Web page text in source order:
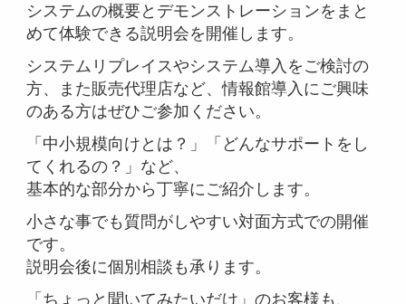
システムの概要とデモンストレーションをまと
めて体験できる説明会を開催します。
システムリプレイスやシステム導入をご検討の
方、また販売代理店など、情報館導入にご興味
のある方はぜひご参加ください。
「中小規模向けとは？」「どんなサポートをし
てくれるの？」など、
基本的な部分から丁寧にご紹介します。
小さな事でも質問がしやすい対面方式での開催
です。
説明会後に個別相談も承ります。
「ちょっと聞いてみたいだけ」のお客様も、